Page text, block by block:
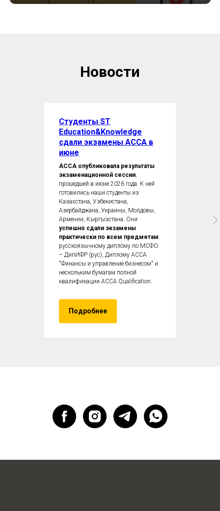
Новости
Студенты ST
Education&Knowledge
сдали экзамены ACCA в
июне
ACCA опубликовала результаты
экзаменационной сессии,
прошедшей в июне 2026 года. К ней
готовились наши студенты из
Казахстана, Узбекистана,
Азербайджана, Украины, Молдовы,
Армении, Кыргызстана. Они
успешно сдали экзамены
практически по всем предметам:
русскоязычному диплому по МСФО
– ДипИФР (рус), Диплому ACCA
"Финансы и управление бизнесом" и
нескольким бумагам полной
квалификации ACCA Qualification.
Подробнее